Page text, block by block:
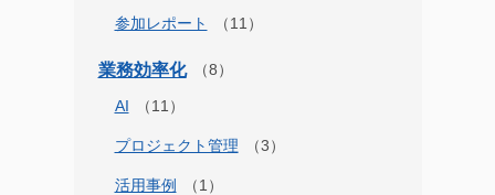
参加レポート
業務効率化
AI
プロジェクト管理
活用事例